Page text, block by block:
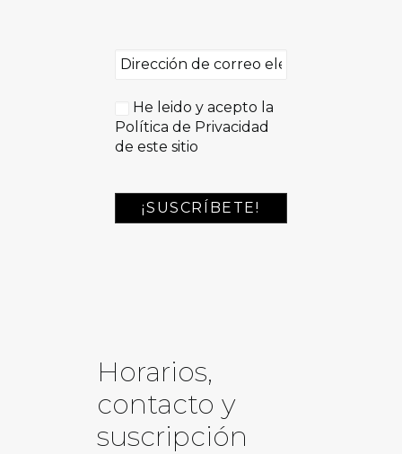
He leido y acepto la
Política de Privacidad
de este sitio
Horarios,
contacto y
suscripción